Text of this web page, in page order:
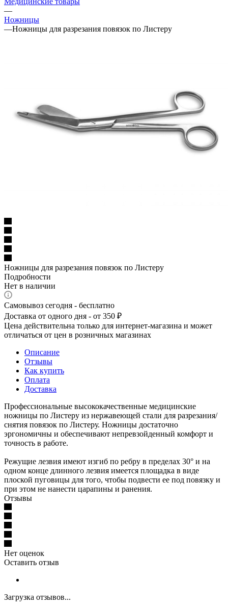
—
Ножницы
—Ножницы для разрезания повязок по Листеру
Ножницы для разрезания повязок по Листеру
Подробности
Нет в наличии
Самовывоз сегодня - бесплатно
Доставка от одного дня - от 350 ₽
Цена действительна только для интернет-магазина и может
отличаться от цен в розничных магазинах
Описание
Отзывы
Как купить
Оплата
Доставка
Профессиональные высококачественные медицинские
ножницы по Листеру из нержавеющей стали для разрезания/
снятия повязок по Листеру. Ножницы достаточно
эргономичны и обеспечивают непревзойденный комфорт и
точность в работе.
Режущие лезвия имеют изгиб по ребру в пределах 30° и на
одном конце длинного лезвия имеется площадка в виде
плоской пуговицы для того, чтобы подвести ее под повязку и
при этом не нанести царапины и ранения.
Отзывы
Нет оценок
Оставить отзыв
Загрузка отзывов...